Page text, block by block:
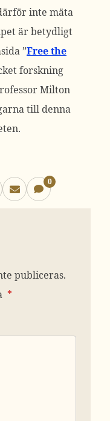
inte mäta
är betydligt
”Free the
forskning
Milton
till denna
0
publiceras.
*